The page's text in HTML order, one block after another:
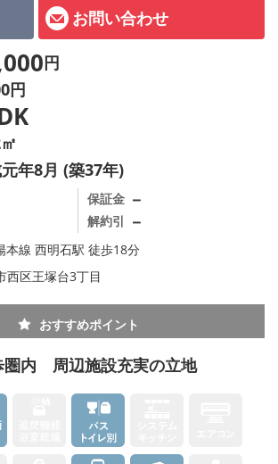
わせ
お問い合わせ
円
円
年8月 (築37年)
保証金 －
解約引 －
本線 西明石駅 徒歩18分
西区王塚台3丁目
おすすめポイント
圏内 周辺施設充実の立地